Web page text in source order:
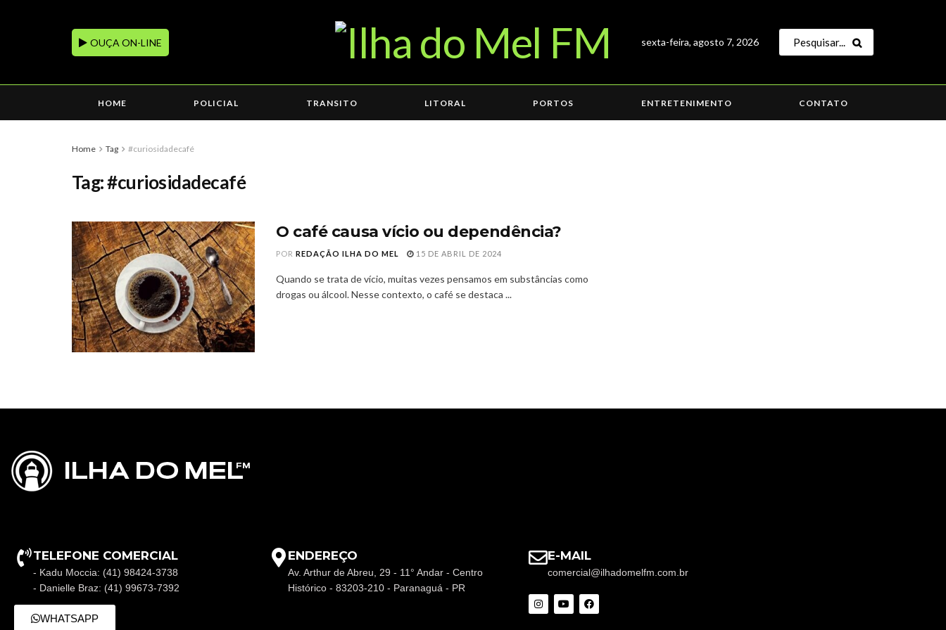
OUÇA ON-LINE sexta-feira, agosto 7, 2026
HOME POLICIAL TRANSITO LITORAL PORTOS ENTRETENIMENTO CONTATO
Home Tag #curiosidadecafé
Tag:#curiosidadecafé
O café causa vício ou dependência?
POR REDAÇÃO ILHA DO MEL 15 DE ABRIL DE 2024
Quando se trata de vício, muitas vezes pensamos em substâncias como
drogas ou álcool. Nesse contexto, o café se destaca ...
TELEFONE COMERCIAL
- Kadu Moccia: (41) 98424-3738
- Danielle Braz: (41) 99673-7392
WHATSAPP
ENDEREÇO
Av. Arthur de Abreu, 29 - 11° Andar - Centro
Histórico - 83203-210 - Paranaguá - PR
E-MAIL
comercial@ilhadomelfm.com.br